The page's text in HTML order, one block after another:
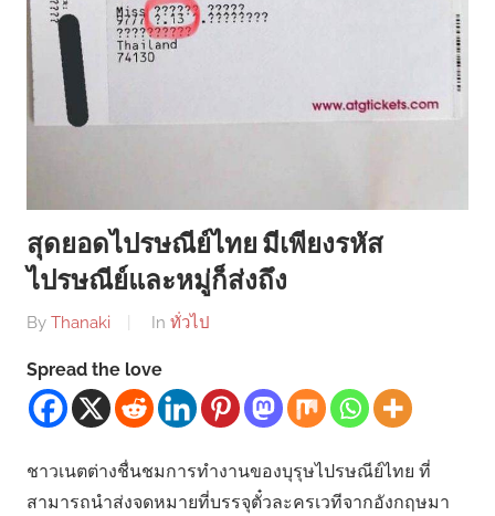
สุดยอดไปรษณีย์ไทย มีเพียงรหัส
ไปรษณีย์และหมู่ก็ส่งถึง
By Thanaki In ทั่วไป
Spread the love
ชาวเนตต่างชื่นชมการทำงานของบุรุษไปรษณีย์ไทย ที่
สามารถนำส่งจดหมายที่บรรจุตั๋วละครเวทีจากอังกฤษมา